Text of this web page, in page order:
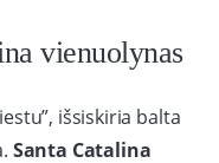
vienuolynas
išsiskiria balta
Santa Catalina